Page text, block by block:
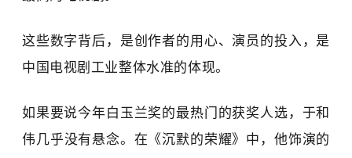
这些数字背后，是创作者的用心、演员的投入，是
中国电视剧工业整体水准的体现。
如果要说今年白玉兰奖的最热门的获奖人选， 于和
伟几乎没有悬念。在《沉默的荣耀》中，他饰演的